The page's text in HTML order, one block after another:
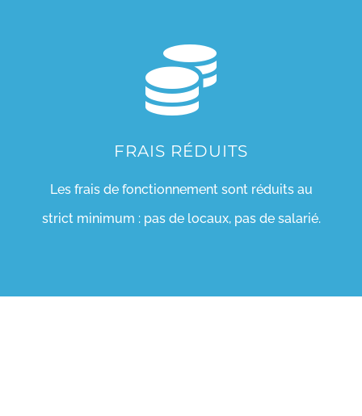
FRAIS RÉDUITS
Les frais de fonctionnement sont réduits au
strict minimum : pas de locaux, pas de salarié.